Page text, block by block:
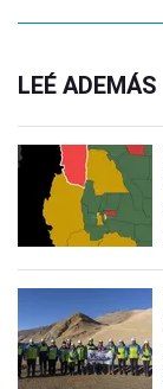
LEÉ ADEMÁS